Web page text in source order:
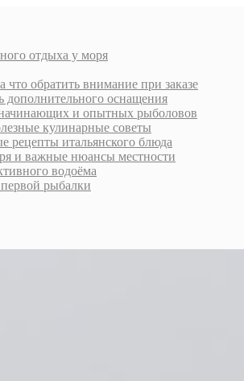
отдыха у моря
обратить внимание при заказе
дополнительного оснащения
и опытных рыболовов
кулинарные советы
рецепты итальянского блюда
и важные нюансы местности
водоёма
рыбалки